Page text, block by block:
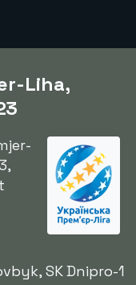
Liha,
SK Dnipro-1